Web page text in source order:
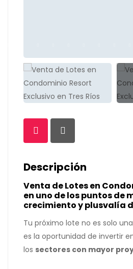
Descripción
Venta de Lotes en
en uno de los puntos de
crecimiento y plusvalía
Tu próximo lote no es solo
es la oportunidad de invertir
los sectores con mayor